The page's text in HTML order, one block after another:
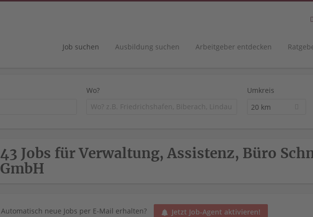
Job suchen Ausbildung suchen Arbeitgeber entdecken
Wo?
Umkreis
20 km
43 Jobs für Verwaltung, Assistenz, Büro
GmbH
Automatisch neue Jobs per E-Mail erhalten? Jetzt Job-Agent aktivieren!